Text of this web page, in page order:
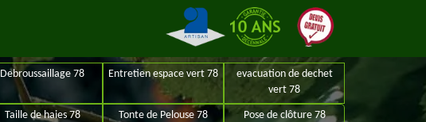
Debroussaillage 78 Entretien espace vert 78
evacuation de dechet
vert 78
Taille de haies 78 Tonte de Pelouse 78 Pose de clôture 78